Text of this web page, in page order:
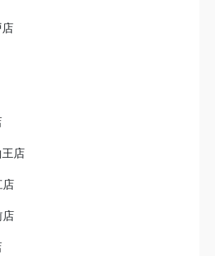
店
王店
店
店